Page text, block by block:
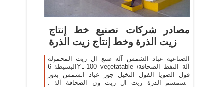
مصادر شركات تصنيع خط إنتاج
زيت الذرة وخط إنتاج زيت الذرة
الصناعية عباد الشمس آلة صنع ال زيت المحمولة
البسيطة 6YL-100 vegetatable آلة النفط الصحافة/
فول الصويا الفول النخيل جوز عباد الشمس بذور
السمسم الذرة زيت ال زيت ون الصحافة آلة .